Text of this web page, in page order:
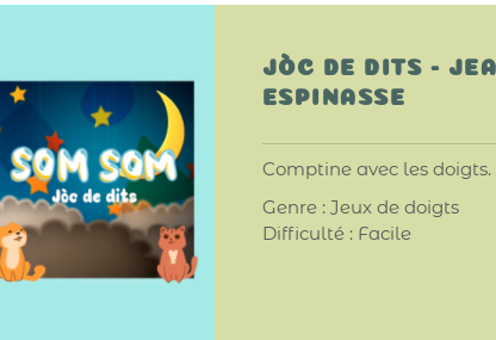
JÒC DE DITS -
ESPINASSE
Comptine avec les doigts.
Genre : Jeux de doigts
Difficulté : Facile